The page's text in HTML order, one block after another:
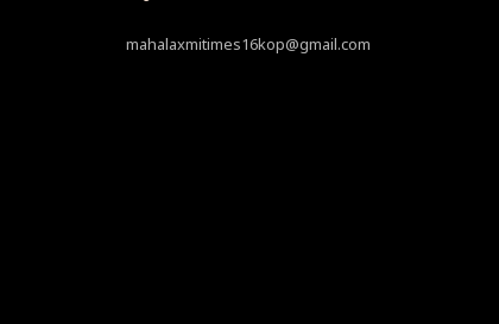
mahalaxmitimes16kop@gmail.com